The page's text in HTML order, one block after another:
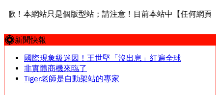
站只是個版型站；請注意！目前本站中【任何網頁／任何內
新聞快報
國際現象級迷因！王世堅「沒出息」紅遍全球
非實體商機來臨了
Tiger老師是自動架站的專家